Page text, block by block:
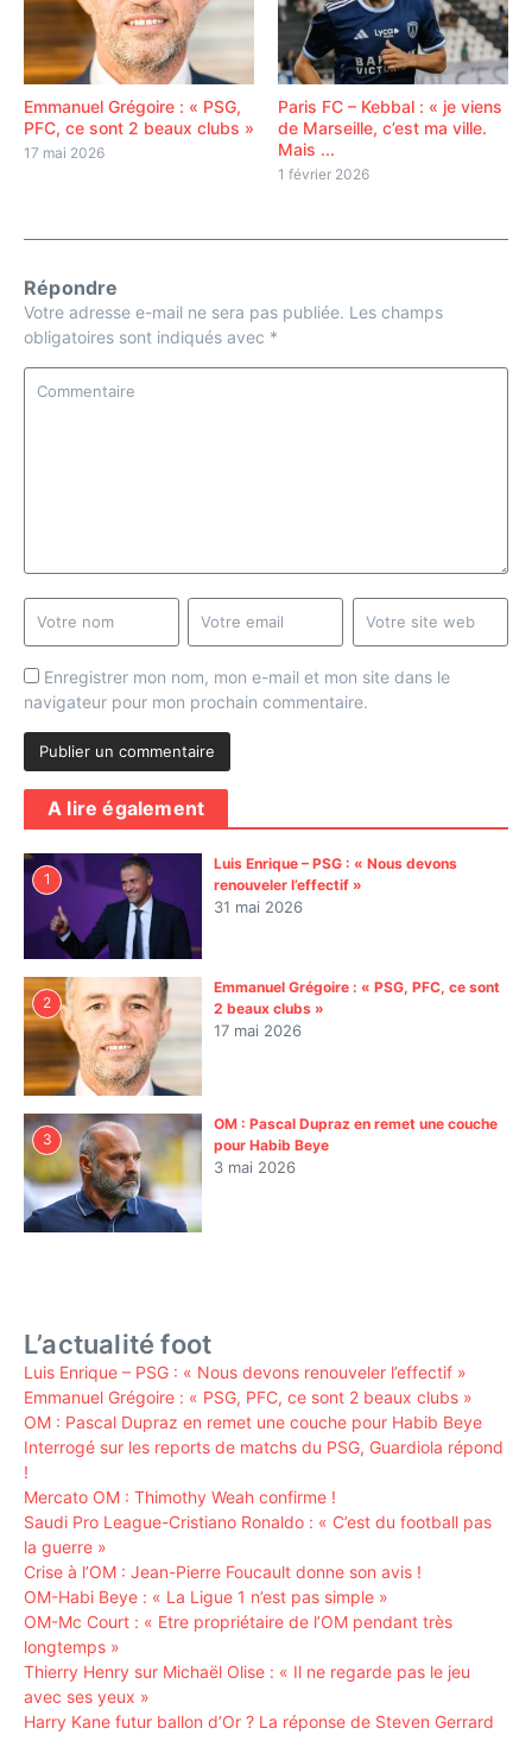
Emmanuel Grégoire : « PSG,
PFC, ce sont 2 beaux clubs »
17 mai 2026
Paris FC – Kebbal : « je viens
de Marseille, c’est ma ville.
Mais ...
1 février 2026
Répondre
Votre adresse e-mail ne sera pas publiée. Les champs
obligatoires sont indiqués avec *
Enregistrer mon nom, mon e-mail et mon site dans le
navigateur pour mon prochain commentaire.
A lire également
1
Luis Enrique – PSG : « Nous devons
renouveler l’effectif »
31 mai 2026
2
Emmanuel Grégoire : « PSG, PFC, ce sont
2 beaux clubs »
17 mai 2026
3
OM : Pascal Dupraz en remet une couche
pour Habib Beye
3 mai 2026
L’actualité foot
Luis Enrique – PSG : « Nous devons renouveler l’effectif »
Emmanuel Grégoire : « PSG, PFC, ce sont 2 beaux clubs »
OM : Pascal Dupraz en remet une couche pour Habib Beye
Interrogé sur les reports de matchs du PSG, Guardiola répond
!
Mercato OM : Thimothy Weah confirme !
Saudi Pro League-Cristiano Ronaldo : « C’est du football pas
la guerre »
Crise à l’OM : Jean-Pierre Foucault donne son avis !
OM-Habi Beye : « La Ligue 1 n’est pas simple »
OM-Mc Court : « Etre propriétaire de l’OM pendant très
longtemps »
Thierry Henry sur Michaël Olise : « Il ne regarde pas le jeu
avec ses yeux »
Harry Kane futur ballon d’Or ? La réponse de Steven Gerrard